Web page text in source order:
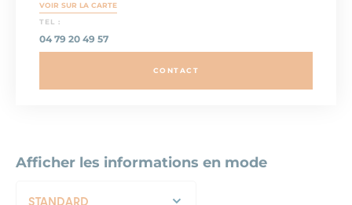
Afficher les informations en mode
STANDARD
VOIR SUR LA CARTE
TEL :
04 79 20 49 57
CONTACT